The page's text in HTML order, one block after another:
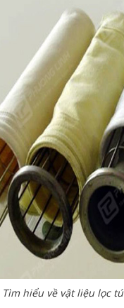
Tìm hiểu về vật liệu lọc